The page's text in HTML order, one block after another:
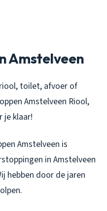
Amstelveen
toilet, afvoer of
Amstelveen Riool,
je klaar!
Amstelveen is
in Amstelveen
hebben door de jaren